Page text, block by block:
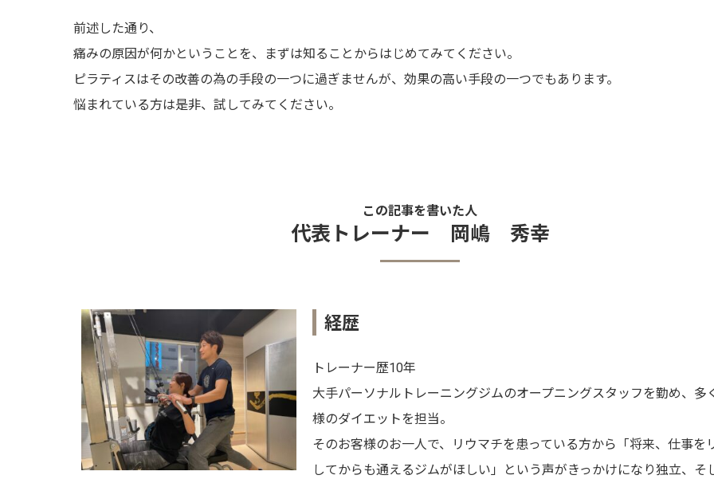
前述した通り、
痛みの原因が何かということを、まずは知ることからはじめてみてください。
ピラティスはその改善の為の手段の一つに過ぎませんが、効果の高い手段の一つでもあります。
悩まれている方は是非、試してみてください。
この記事を書いた人
代表トレーナー 岡嶋 秀幸
経歴
トレーナー歴10年
大手パーソナルトレーニングジムのオープニングスタッフを勤め、多
様のダイエットを担当。
そのお客様のお一人で、リウマチを患っている方から「将来、仕事を
してからも通えるジムがほしい」という声がきっかけになり独立、そ